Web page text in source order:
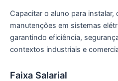
Capacitar o aluno para instalar,
manutenções em sistemas
garantindo eficiência,
contextos industriais e
Faixa Salarial